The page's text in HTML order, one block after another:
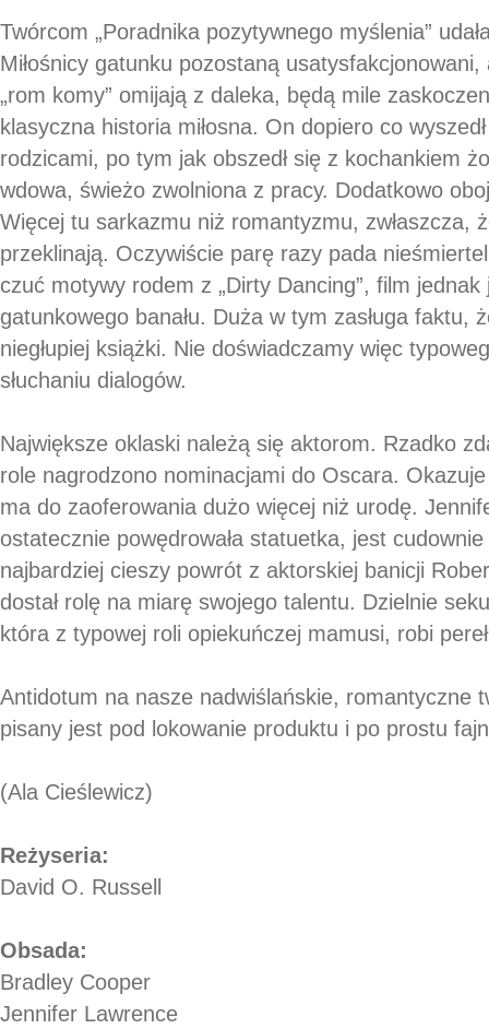
Twórcom „Poradnika pozytywnego myślenia”
Miłośnicy gatunku pozostaną
„rom komy” omijają z daleka, będą mile
klasyczna historia miłosna. On dopiero co
rodzicami, po tym jak obszedł się z kochankiem
wdowa, świeżo zwolniona z pracy. Dodatkowo
Więcej tu sarkazmu niż romantyzmu, zwłaszcza,
przeklinają. Oczywiście parę razy pada
czuć motywy rodem z „Dirty Dancing”, film
gatunkowego banału. Duża w tym zasługa faktu,
niegłupiej książki. Nie doświadczamy więc
słuchaniu dialogów.
Największe oklaski należą się aktorom. Rzadko
role nagrodzono nominacjami do Oscara.
ma do zaoferowania dużo więcej niż urodę.
ostatecznie powędrowała statuetka, jest
najbardziej cieszy powrót z aktorskiej banicji
dostał rolę na miarę swojego talentu. Dzielnie
która z typowej roli opiekuńczej mamusi, robi
Antidotum na nasze nadwiślańskie, romantyczne
pisany jest pod lokowanie produktu i po prostu
(Ala Cieślewicz)
Reżyseria:
David O. Russell
Obsada:
Bradley Cooper
Jennifer Lawrence